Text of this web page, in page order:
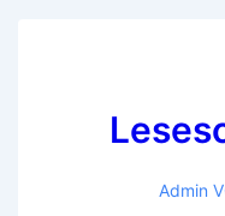
Admin